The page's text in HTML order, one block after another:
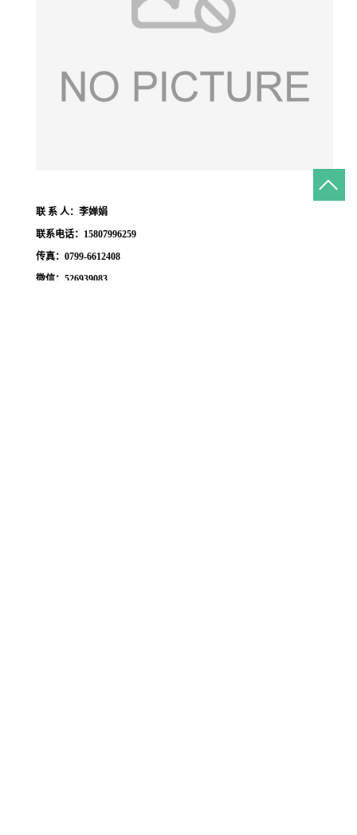
联 系 人：李婵娟
联系电话： 15807996259
传真： 0799-6612408
微信： 526939083